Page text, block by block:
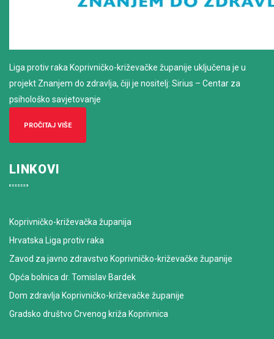
Liga protiv raka Koprivničko-križevačke županije uključena je u
projekt Znanjem do zdravlja, čiji je nositelj: Sirius – Centar za
psihološko savjetovanje
PROČITAJ VIŠE
LINKOVI
Koprivničko-križevačka županija
Hrvatska Liga protiv raka
Zavod za javno zdravstvo Koprivničko-križevačke županije
Opća bolnica dr. Tomislav Bardek
Dom zdravlja Koprivničko-križevačke županije
Gradsko društvo Crvenog križa Koprivnica